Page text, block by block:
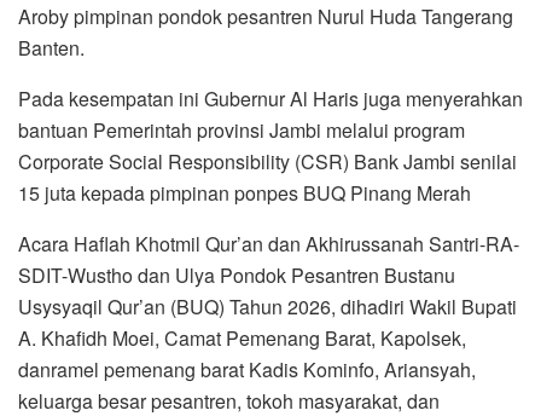
Aroby pimpinan pondok pesantren Nurul Huda Tangerang
Banten.
Pada kesempatan ini Gubernur Al Haris juga menyerahkan
bantuan Pemerintah provinsi Jambi melalui program
Corporate Social Responsibility (CSR) Bank Jambi senilai
15 juta kepada pimpinan ponpes BUQ Pinang Merah
Acara Haflah Khotmil Qur’an dan Akhirussanah Santri-RA-
SDIT-Wustho dan Ulya Pondok Pesantren Bustanu
Usysyaqil Qur’an (BUQ) Tahun 2026, dihadiri Wakil Bupati
A. Khafidh Moei, Camat Pemenang Barat, Kapolsek,
danramel pemenang barat Kadis Kominfo, Ariansyah,
keluarga besar pesantren, tokoh masyarakat, dan